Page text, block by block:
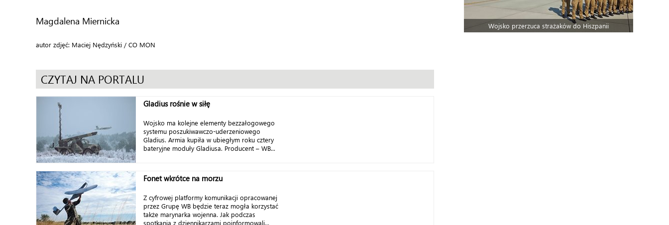
Magdalena Miernicka
autor zdjęć: Maciej Nędzyński / CO MON
CZYTAJ NA PORTALU
Gladius rośnie w siłę
Wojsko ma kolejne elementy bezzałogowego
systemu poszukiwawczo-uderzeniowego
Gladius. Armia kupiła w ubiegłym roku cztery
bateryjne moduły Gladiusa. Producent – WB...
Fonet wkrótce na morzu
Z cyfrowej platformy komunikacji opracowanej
przez Grupę WB będzie teraz mogła korzystać
także marynarka wojenna. Jak podczas
spotkania z dziennikarzami poinformowali...
Wojsko przerzuca strażaków do Hiszpanii